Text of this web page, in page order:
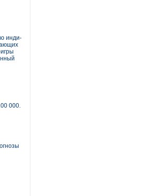
инди-
000.